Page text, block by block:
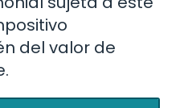
del valor de